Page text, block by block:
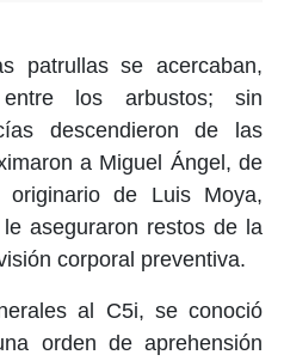
patrullas se acercaban,
los arbustos; sin
descendieron de las
a Miguel Ángel, de
de Luis Moya,
aseguraron restos de la
corporal preventiva.
al C5i, se conoció
orden de aprehensión